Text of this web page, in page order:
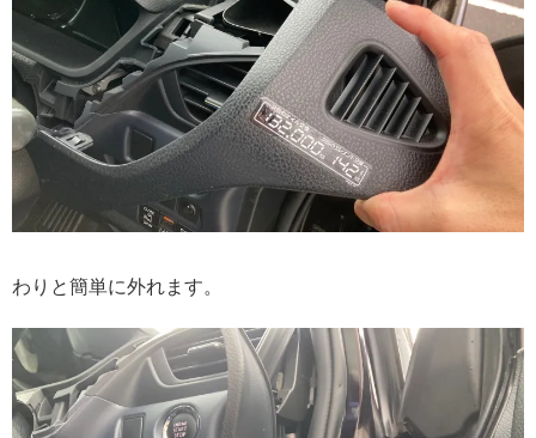
わりと簡単に外れます。